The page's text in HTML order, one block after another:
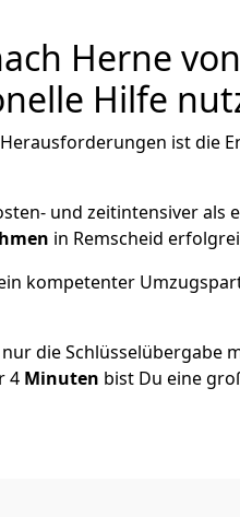
Herne
Hilfe
ist die
und zeitintensiver als
in Remscheid
kompetenter
die Schlüsselübergabe
4 Minuten bist Du eine